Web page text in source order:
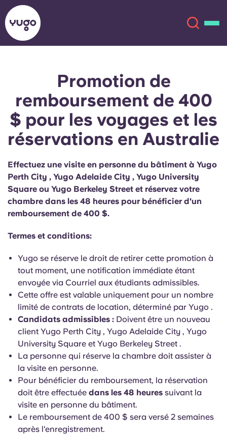
Lieux
Plus
Compte
English (US)
Chinese
Español
Català
Deutsch
Italian
French
Sélectionnez un pays
Sélectionnez une ville
Choisissez une résidence
Se connecter
Réservez maintenant
English (GB)
English (US)
Chinese Español
Català Deutsch
Italian French
Portuguese
Promotion de
remboursement de 400
$ pour les voyages et les
réservations en Australie
Effectuez une visite en personne du bâtiment à Yugo
Perth City , Yugo Adelaide City , Yugo University
Square ou Yugo Berkeley Street et réservez votre
chambre dans les 48 heures pour bénéficier d'un
remboursement de 400 $.
Termes et conditions:
Yugo se réserve le droit de retirer cette promotion à
tout moment, une notification immédiate étant
envoyée via Courriel aux étudiants admissibles.
Cette offre est valable uniquement pour un nombre
limité de contrats de location, déterminé par Yugo .
Candidats admissibles : Doivent être un nouveau
client Yugo Perth City , Yugo Adelaide City , Yugo
University Square et Yugo Berkeley Street .
La personne qui réserve la chambre doit assister à
la visite en personne.
Pour bénéficier du remboursement, la réservation
doit être effectuée dans les 48 heures suivant la
visite en personne du bâtiment.
Le remboursement de 400 $ sera versé 2 semaines
après l'enregistrement.